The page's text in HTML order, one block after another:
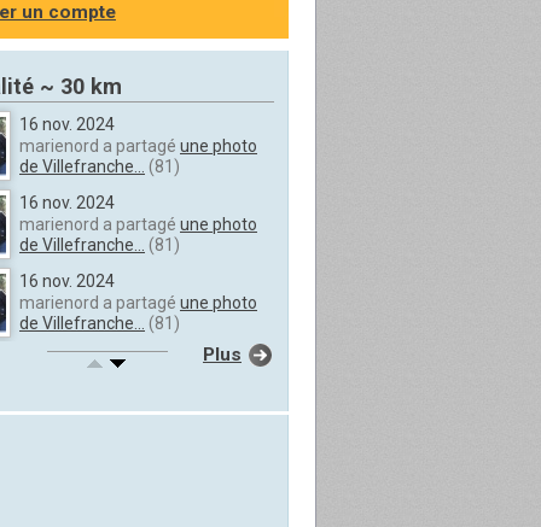
un compte
~ 30 km
16 nov. 2024
marienord a partagé une photo
de Villefranche...
(81)
16 nov. 2024
marienord a partagé une photo
de Villefranche...
(81)
16 nov. 2024
marienord a partagé une photo
de Villefranche...
(81)
16 nov. 2024
Plus